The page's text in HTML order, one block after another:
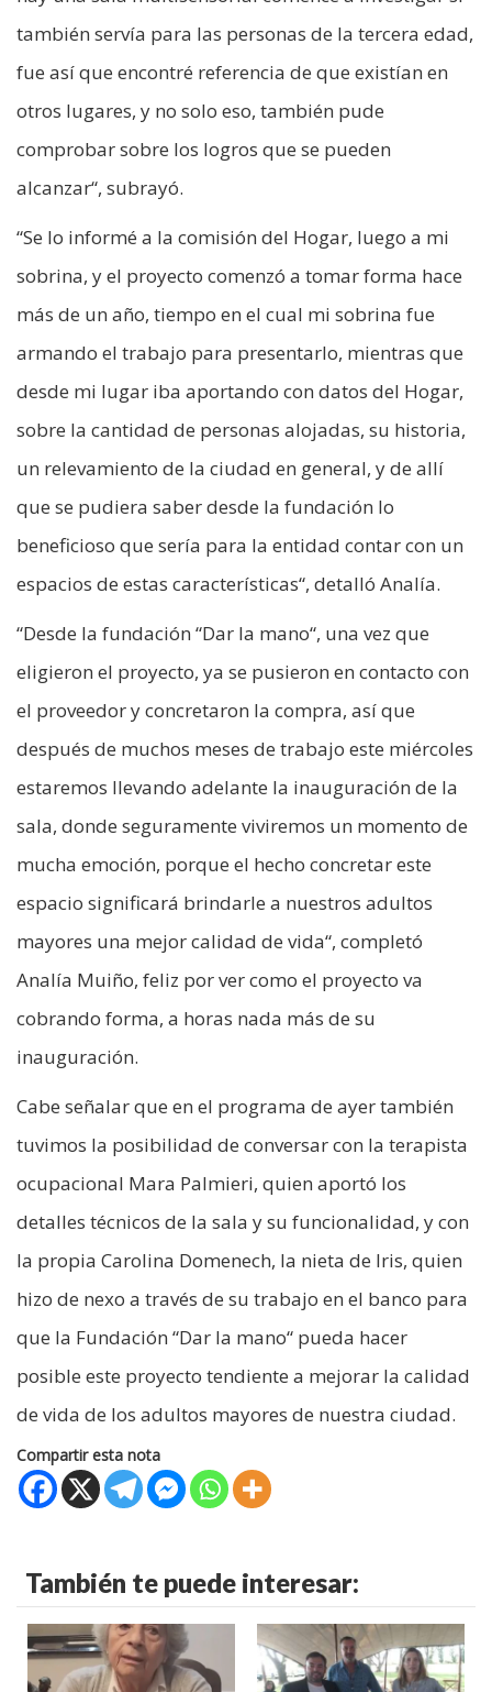
también servía para las personas de la tercera edad,
fue así que encontré referencia de que existían en
otros lugares, y no solo eso, también pude
comprobar sobre los logros que se pueden
alcanzar“, subrayó.
“Se lo informé a la comisión del Hogar, luego a mi
sobrina, y el proyecto comenzó a tomar forma hace
más de un año, tiempo en el cual mi sobrina fue
armando el trabajo para presentarlo, mientras que
desde mi lugar iba aportando con datos del Hogar,
sobre la cantidad de personas alojadas, su historia,
un relevamiento de la ciudad en general, y de allí
que se pudiera saber desde la fundación lo
beneficioso que sería para la entidad contar con un
espacios de estas características“, detalló Analía.
“Desde la fundación “Dar la mano“, una vez que
eligieron el proyecto, ya se pusieron en contacto con
el proveedor y concretaron la compra, así que
después de muchos meses de trabajo este miércoles
estaremos llevando adelante la inauguración de la
sala, donde seguramente viviremos un momento de
mucha emoción, porque el hecho concretar este
espacio significará brindarle a nuestros adultos
mayores una mejor calidad de vida“, completó
Analía Muiño, feliz por ver como el proyecto va
cobrando forma, a horas nada más de su
inauguración.
Cabe señalar que en el programa de ayer también
tuvimos la posibilidad de conversar con la terapista
ocupacional Mara Palmieri, quien aportó los
detalles técnicos de la sala y su funcionalidad, y con
la propia Carolina Domenech, la nieta de Iris, quien
hizo de nexo a través de su trabajo en el banco para
que la Fundación “Dar la mano“ pueda hacer
posible este proyecto tendiente a mejorar la calidad
de vida de los adultos mayores de nuestra ciudad.
Compartir esta nota
También te puede interesar: